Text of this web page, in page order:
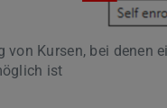
von Kursen, bei denen
ist